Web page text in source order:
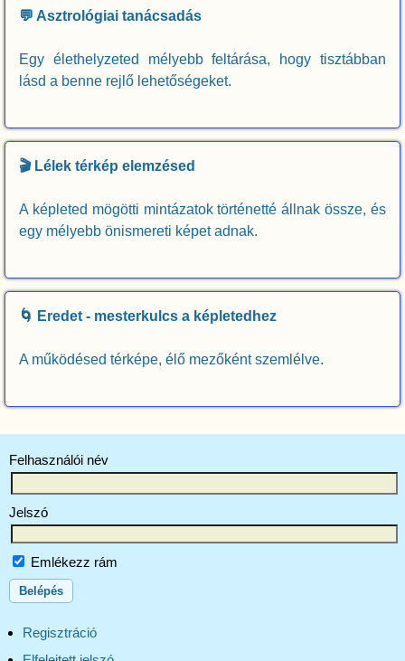
💬 Asztrológiai tanácsadás
Egy élethelyzeted mélyebb feltárása, hogy tisztábban
lásd a benne rejlő lehetőségeket.
🎬 Lélek térkép elemzésed
A képleted mögötti mintázatok történetté állnak össze, és
egy mélyebb önismereti képet adnak.
🌀 Eredet - mesterkulcs a képletedhez
A működésed térképe, élő mezőként szemlélve.
Felhasználói név
Jelszó
Emlékezz rám
Regisztráció